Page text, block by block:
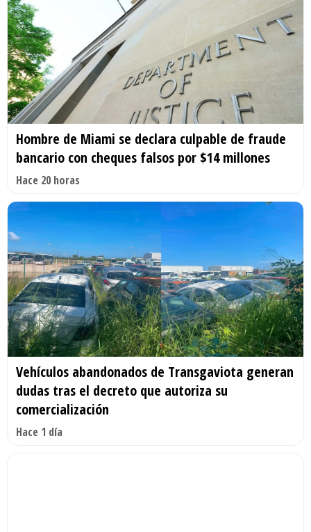
Hombre de Miami se declara culpable de fraude
bancario con cheques falsos por $14 millones
Hace 20 horas
Vehículos abandonados de Transgaviota generan
dudas tras el decreto que autoriza su
comercialización
Hace 1 día